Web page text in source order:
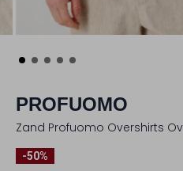
PROFUOMO
Zand Profuomo Overshirts
-50%